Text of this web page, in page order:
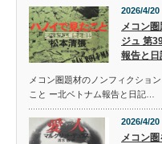
2026/4/20
メコン
ジュ 第
報告と日
メコン圏題材のノンフィクショ
こと ー北ベトナム報告と日記…
2026/4/20
メコン